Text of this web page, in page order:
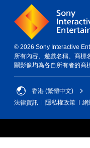
© 2026 Sony Interactive
所有內容、遊戲名稱、商標
關影像均為各自所有者的商
香港 (繁體中文)
法律資訊
隱私權政策 網